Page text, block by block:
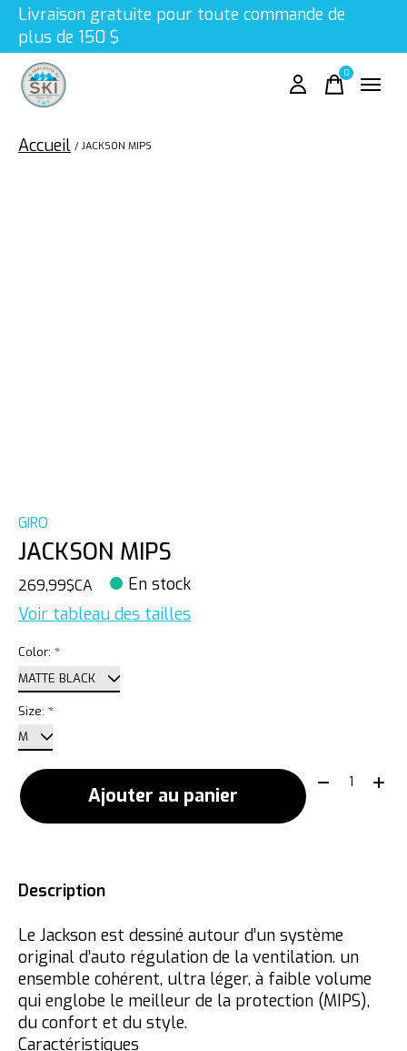
Livraison gratuite pour toute commande de
plus de 150 $
0items
Accueil / JACKSON MIPS
GIRO
JACKSON MIPS
269,99$CA En stock
Voir tableau des tailles
Color: *
Size: *
Ajouter au panier
Quantité:
Description
Le Jackson est dessiné autour d’un système
original d’auto régulation de la ventilation. un
ensemble cohérent, ultra léger, à faible volume
qui englobe le meilleur de la protection (MIPS),
du confort et du style.
Caractéristiques